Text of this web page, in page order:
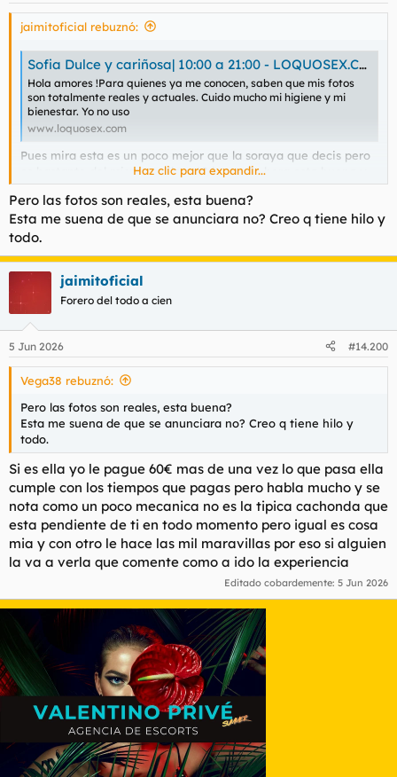
jaimitoficial rebuznó:
Sofia Dulce y cariñosa| 10:00 a 21:00 - LOQUOSEX.COM
Hola amores !Para quienes ya me conocen, saben que mis fotos
son totalmente reales y actuales. Cuido mucho mi higiene y mi
bienestar. Yo no uso
www.loquosex.com
Pues mira esta es un poco mejor que la soraya que decis pero
es bastante del mismo estilo a 60 la media hora esta buena y
se folla bien con ella si alguien quiere contactarla mucho no
puedo decir yo no soy el mejor veterano
Haz clic para expandir...
Pero las fotos son reales, esta buena?
Esta me suena de que se anunciara no? Creo q tiene hilo y
todo.
jaimitoficial
Forero del todo a cien
5 Jun 2026 #14.200
Vega38 rebuznó:
Pero las fotos son reales, esta buena?
Esta me suena de que se anunciara no? Creo q tiene hilo y
todo.
Si es ella yo le pague 60€ mas de una vez lo que pasa ella
cumple con los tiempos que pagas pero habla mucho y se
nota como un poco mecanica no es la tipica cachonda que
esta pendiente de ti en todo momento pero igual es cosa
mia y con otro le hace las mil maravillas por eso si alguien
la va a verla que comente como a ido la experiencia
Editado cobardemente: 5 Jun 2026